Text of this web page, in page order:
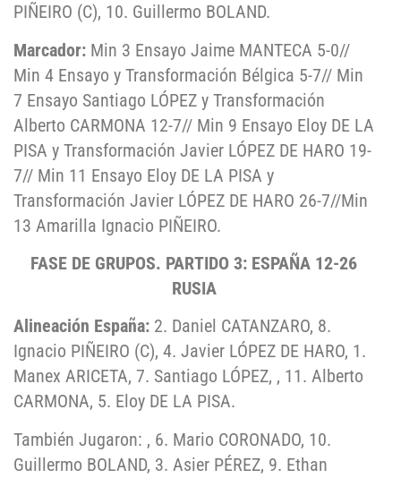
PIÑEIRO (C), 10. Guillermo BOLAND.
Marcador: Min 3 Ensayo Jaime MANTECA 5-0//
Min 4 Ensayo y Transformación Bélgica 5-7// Min
7 Ensayo Santiago LÓPEZ y Transformación
Alberto CARMONA 12-7// Min 9 Ensayo Eloy DE LA
PISA y Transformación Javier LÓPEZ DE HARO 19-
7// Min 11 Ensayo Eloy DE LA PISA y
Transformación Javier LÓPEZ DE HARO 26-7//Min
13 Amarilla Ignacio PIÑEIRO.
FASE DE GRUPOS. PARTIDO 3: ESPAÑA 12-26
RUSIA
Alineación España: 2. Daniel CATANZARO, 8.
Ignacio PIÑEIRO (C), 4. Javier LÓPEZ DE HARO, 1.
Manex ARICETA, 7. Santiago LÓPEZ, , 11. Alberto
CARMONA, 5. Eloy DE LA PISA.
También Jugaron: , 6. Mario CORONADO, 10.
Guillermo BOLAND, 3. Asier PÉREZ, 9. Ethan